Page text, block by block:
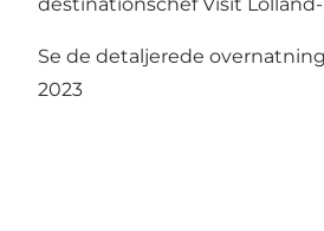
Se de detaljerede
2023